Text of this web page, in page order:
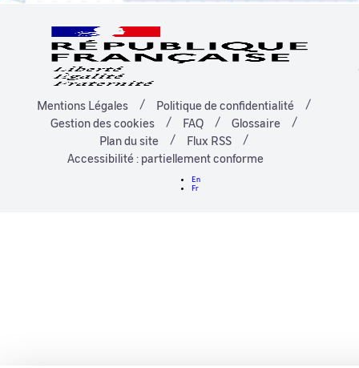
Mentions Légales
Politique de confidentialité
Gestion des cookies
FAQ
Glossaire
Plan du site
Flux RSS
Accessibilité : partiellement conforme
En
Fr